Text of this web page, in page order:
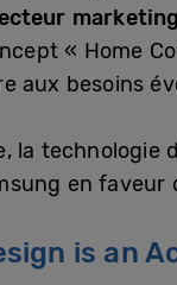
« Home
aux besoins
la technologie
en
is an